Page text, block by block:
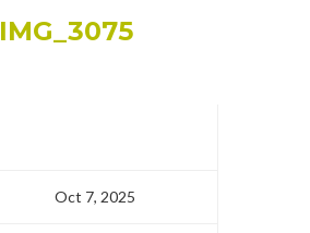
IMG_3075
Oct 7, 2025